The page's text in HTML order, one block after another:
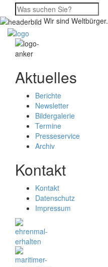
Wir sind Weltbürger.
Aktuelles
Berichte
Newsletter
Bildergalerie
Termine
Presseservice
Archiv
Kontakt
Kontakt
Datenschutz
Impressum